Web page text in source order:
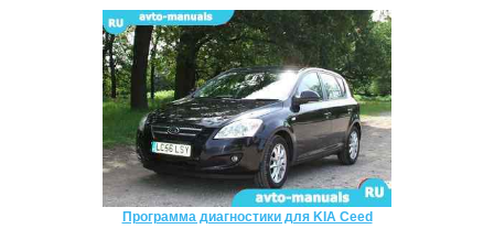
Программа диагностики для KIA Ceed